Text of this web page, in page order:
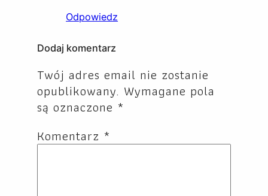
Odpowiedz
Dodaj komentarz
Twój adres email nie zostanie
opublikowany. Wymagane pola
są oznaczone *
Komentarz *